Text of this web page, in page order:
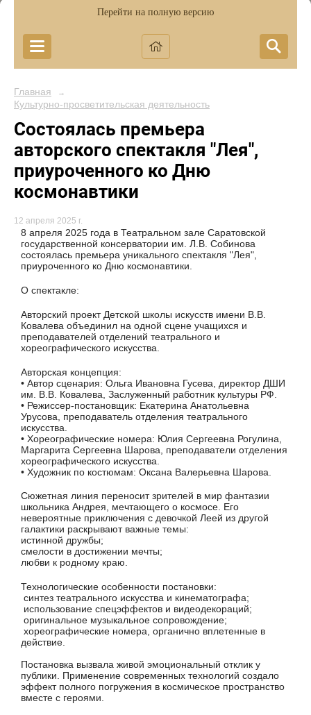
Перейти на полную версию
Главная →
Культурно-просветительская деятельность
Cостоялась премьера
авторского спектакля "Лея",
приуроченного ко Дню
космонавтики
12 апреля 2025 г.
8 апреля 2025 года в Театральном зале Саратовской
государственной консерватории им. Л.В. Собинова
состоялась премьера уникального спектакля "Лея",
приуроченного ко Дню космонавтики.
О спектакле:
Авторский проект Детской школы искусств имени В.В.
Ковалева объединил на одной сцене учащихся и
преподавателей отделений театрального и
хореографического искусства.
Авторская концепция:
• Автор сценария: Ольга Ивановна Гусева, директор ДШИ
им. В.В. Ковалева, Заслуженный работник культуры РФ.
• Режиссер-постановщик: Екатерина Анатольевна
Урусова, преподаватель отделения театрального
искусства.
• Хореографические номера: Юлия Сергеевна Рогулина,
Маргарита Сергеевна Шарова, преподаватели отделения
хореографического искусства.
• Художник по костюмам: Оксана Валерьевна Шарова.
Сюжетная линия переносит зрителей в мир фантазии
школьника Андрея, мечтающего о космосе. Его
невероятные приключения с девочкой Леей из другой
галактики раскрывают важные темы:
истинной дружбы;
смелости в достижении мечты;
любви к родному краю.
Технологические особенности постановки:
синтез театрального искусства и кинематографа;
использование спецэффектов и видеодекораций;
оригинальное музыкальное сопровождение;
хореографические номера, органично вплетенные в
действие.
Постановка вызвала живой эмоциональный отклик у
публики. Применение современных технологий создало
эффект полного погружения в космическое пространство
вместе с героями.